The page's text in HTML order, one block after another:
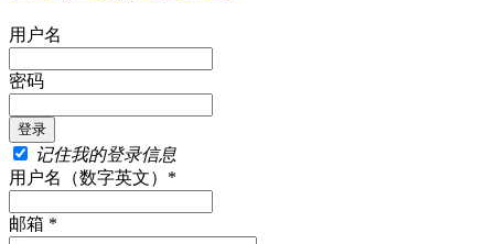
用户名
密码
记住我的登录信息
用户名（数字英文）*
邮箱 *